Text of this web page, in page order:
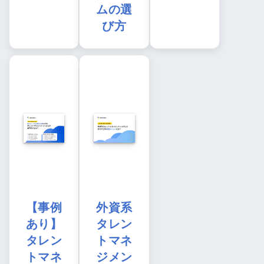
ムの選
び方
【事例
あり】
タレン
トマネ
外資系
タレン
トマネ
ジメン